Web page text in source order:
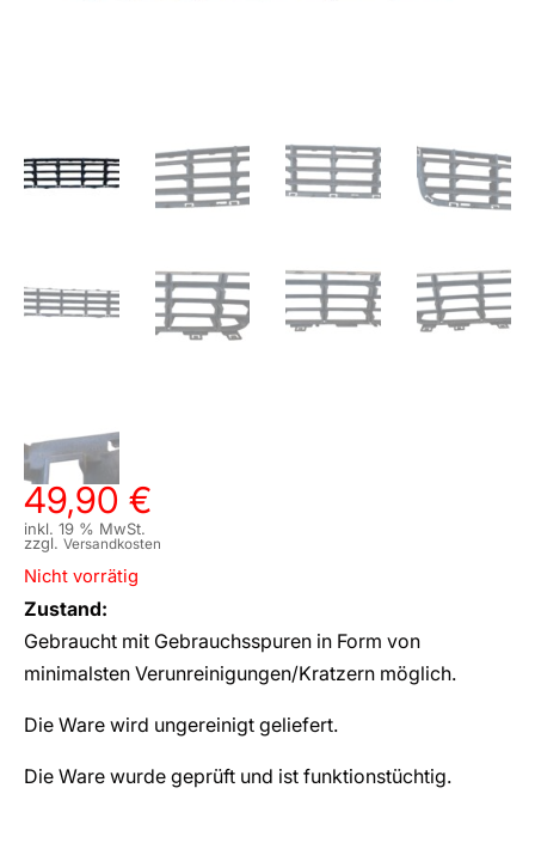
49,90 €
inkl. 19 % MwSt.
zzgl. Versandkosten
Nicht vorrätig
Zustand:
Gebraucht mit Gebrauchsspuren in Form von
minimalsten Verunreinigungen/Kratzern möglich.
Die Ware wird ungereinigt geliefert.
Die Ware wurde geprüft und ist funktionstüchtig.